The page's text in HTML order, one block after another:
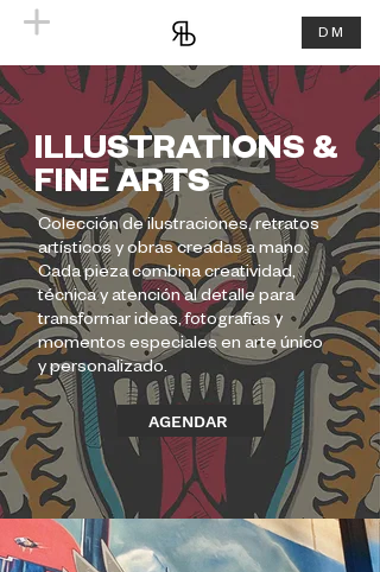
DM
ILLUSTRATIONS &
FINE ARTS
Colección de ilustraciones, retratos
artísticos y obras creadas a mano.
Cada pieza combina creatividad,
técnica y atención al detalle para
transformar ideas, fotografías y
momentos especiales en arte único
y personalizado.
AGENDAR